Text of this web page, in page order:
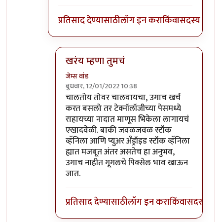
प्रतिसाद देण्यासाठीलॉग इन कराकिंवासदस्य व्हा
खरंय म्हणा तुमचं
जेम्स वांड
बुधवार, 12/01/2022 10:38
In reply toमाझ्याकडे वन प्लस फाईव्ह टी
चालतोय तोवर चालवायचा, उगाच खर्च
करत बसलो तर टेक्नॉलॉजीच्या पेसमध्ये
राहायच्या नादात माणूस भिकेला लागायचं
एखादवेळी. बाकी जवळजवळ स्टॉक
व्हॅनिला आणि प्युअर अँड्रॉइड स्टॉक व्हॅनिला
ह्यात मजबूत अंतर असतेच हा अनुभव,
उगाच नाहीत गूगलचे पिक्सेल भाव खाऊन
जात.
प्रतिसाद देण्यासाठीलॉग इन कराकिंवासदस्य व्हा